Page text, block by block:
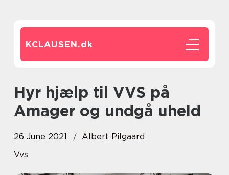
KCLAUSEN.dk
Hyr hjælp til VVS på
Amager og undgå uheld
26 June 2021
Albert Pilgaard
Vvs